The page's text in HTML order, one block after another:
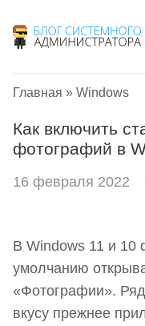
Главная » Windows
Как включить
фотографий в
16 февраля 2022
В Windows 11 и 10
умолчанию
«Фотографии».
вкусу прежнее